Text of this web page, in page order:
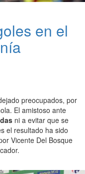
en el
preocupados, por
El amistoso ante
ni a evitar que se
el resultado ha sido
Vicente Del Bosque